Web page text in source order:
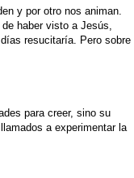
y por otro nos animan.
haber visto a Jesús,
resucitaría. Pero sobre
para creer, sino su
a experimentar la